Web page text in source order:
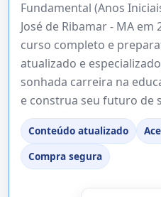
Fundamental (Anos
José de Ribamar - MA em
curso completo e
atualizado e
sonhada carreira na
e construa seu futuro de
Conteúdo atualizado
Compra segura